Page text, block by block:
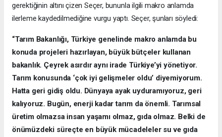
gerektiğinin altını çizen Seçer, bununla ilgili makro anlamda
ilerleme kaydedilmediğine vurgu yaptı. Seçer, şunları söyledi:
“Tarım Bakanlığı, Türkiye genelinde makro anlamda bu
konuda projeleri hazırlayan, büyük bütçeler kullanan
bakanlık. Çeyrek asırdır aynı irade Türkiye’yi yönetiyor.
Tarım konusunda ‘çok iyi gelişmeler oldu’ diyemiyorum.
Hatta geri gidiş oldu. Dünyaya ayak uyduramıyoruz, geri
kalıyoruz. Bugün, enerji kadar tarım da önemli. Tarımsal
üretim olmazsa insan yaşamı olmaz, gıda olmaz. Belki de
önümüzdeki süreçte en büyük mücadeleler su ve gıda